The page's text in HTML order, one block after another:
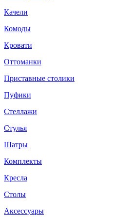
Качели
Комоды
Кровати
Оттоманки
Приставные столики
Пуфики
Стеллажи
Стулья
Шатры
Комплекты
Кресла
Столы
Аксессуары